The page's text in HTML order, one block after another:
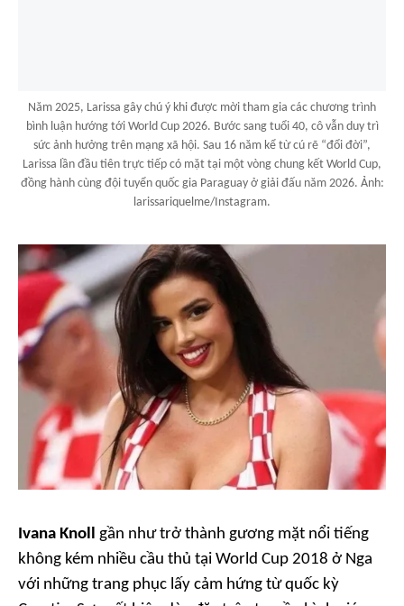
Năm 2025, Larissa gây chú ý khi được mời tham gia các chương trình
bình luận hướng tới World Cup 2026. Bước sang tuổi 40, cô vẫn duy trì
sức ảnh hưởng trên mạng xã hội. Sau 16 năm kể từ cú rẽ “đổi đời”,
Larissa lần đầu tiên trực tiếp có mặt tại một vòng chung kết World Cup,
đồng hành cùng đội tuyển quốc gia Paraguay ở giải đấu năm 2026. Ảnh:
larissariquelme/Instagram.
Ivana Knoll gần như trở thành gương mặt nổi tiếng
không kém nhiều cầu thủ tại World Cup 2018 ở Nga
với những trang phục lấy cảm hứng từ quốc kỳ